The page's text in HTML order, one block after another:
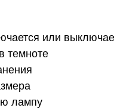
или
темноте
лампу